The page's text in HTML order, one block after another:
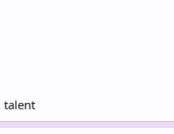
talent